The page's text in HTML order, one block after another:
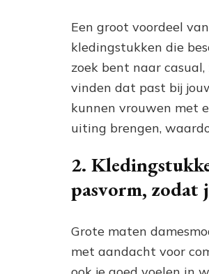
Een groot voordeel
kledingstukken die
zoek bent naar
vinden dat past bij
kunnen vrouwen met
uiting brengen,
2.
pasvorm, zodat
Grote maten
met aandacht voor